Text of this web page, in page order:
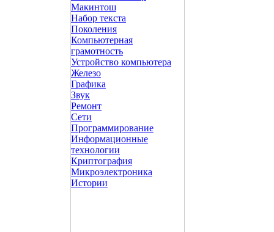
Макинтош
Набор текста
Поколения
Компьютерная
грамотность
Устройство компьютера
Железо
Графика
Звук
Ремонт
Сети
Программирование
Информационные
технологии
Криптография
Микроэлектроника
Истории